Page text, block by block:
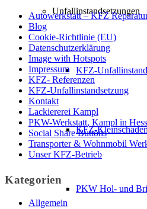
Unfallinstandsetzungen
KFZ-
KFZ-
PKW Hol- und
Autowerkstatt – KFZ
Blog
Cookie-Richtlinie (EU)
Datenschutzerklärung
Image with Hotspots
Impressum
KFZ- Referenzen
KFZ-Unfallinstandsetzung
Kontakt
Lackiererei Kampl
PKW-Werkstatt, Kampl in
Social Share Buttons
Transporter & Wohnmobil
Unser KFZ-Betrieb
Kategorien
Allgemein